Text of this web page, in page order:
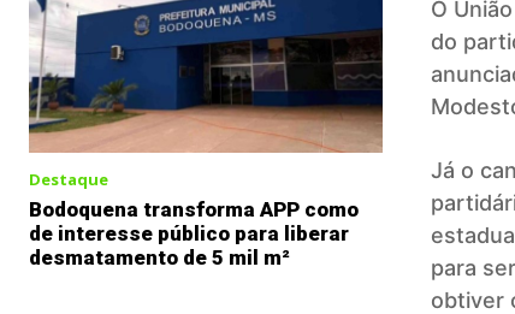
Destaque
Bodoquena transforma APP como
de interesse público para liberar
desmatamento de 5 mil m²
O União
do
Já o
para
obtiver